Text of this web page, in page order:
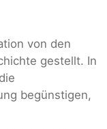
von den
gestellt. In
begünstigen,